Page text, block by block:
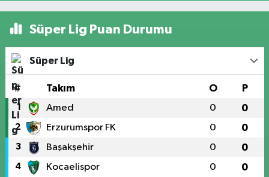
Süper Lig Puan Durumu
Süper Lig
# Takım O P
1 Amed 0 0
2 Erzurumspor FK 0 0
3 Başakşehir 0 0
4 Kocaelispor 0 0